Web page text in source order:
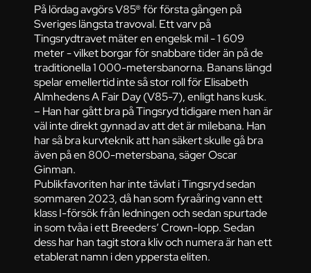
På lördag avgörs V85® för första gången på
Sveriges längsta travoval. Ett varv på
Tingsrydtravet mäter en engelsk mil - 1 609
meter - vilket borgar för snabbare tider än på de
traditionella 1 000-metersbanorna. Banans längd
spelar emellertid inte så stor roll för Elisabeth
Almhedens A Fair Day (V85-7), enligt hans kusk.
– Han har gått bra på Tingsryd tidigare men han är
väl inte direkt gynnad av att det är milebana. Han
har så bra kurvteknik att han säkert skulle gå bra
även på en 800-metersbana, säger Oscar
Ginman.
Publikfavoriten har inte tävlat i Tingsryd sedan
sommaren 2023, då han som fyraåring vann ett
klass I-försök från ledningen och sedan spurtade
in som tvåa i ett Breeders’ Crown-lopp. Sedan
dess har han tagit stora kliv och numera är han ett
etablerat namn i den yppersta eliten.